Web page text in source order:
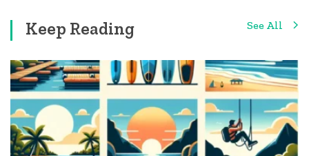
Keep Reading See All